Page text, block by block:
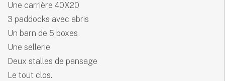
Une carrière 40X20
3 paddocks avec abris
Un barn de 5 boxes
Une sellerie
Deux stalles de pansage
Le tout clos.